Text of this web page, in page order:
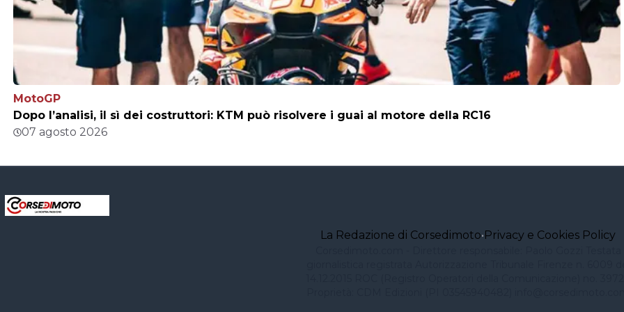
MotoGP
Dopo l’analisi, il sì dei costruttori: KTM può risolvere i guai al motore della RC16
07 agosto 2026
La Redazione di Corsedimoto•Privacy e Cookies Policy